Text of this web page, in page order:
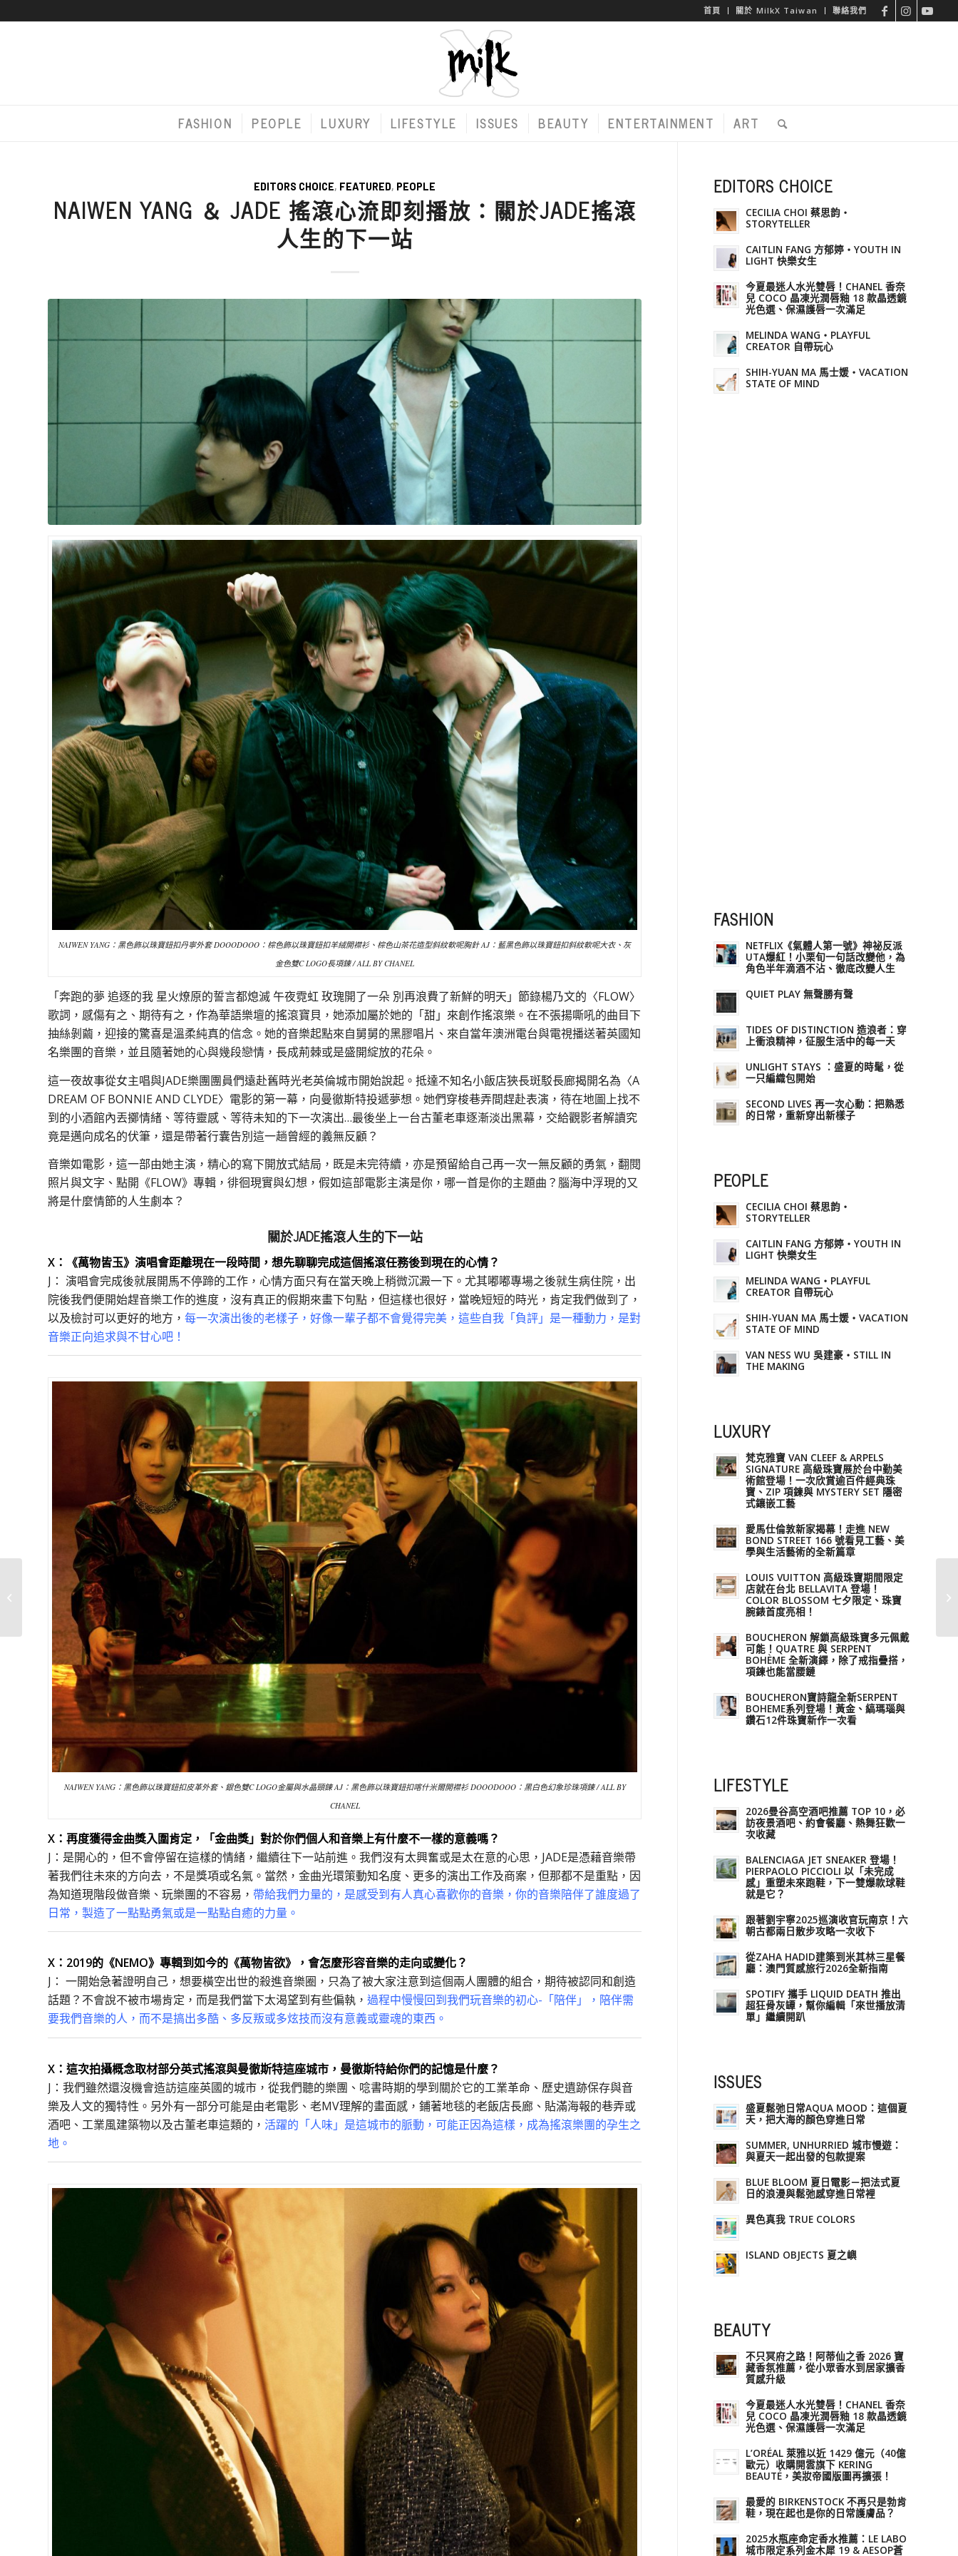
首頁 關於 MilkX Taiwan 聯絡我們
FASHION PEOPLE LUXURY LIFESTYLE ISSUES BEAUTY ENTERTAINMENT ART
EDITORS CHOICE, FEATURED, PEOPLE
NAIWEN YANG ＆ JADE 搖滾心流即刻播放：關於JADE搖滾
人生的下一站
NAIWEN YANG：黑色飾以珠寶鈕扣丹寧外套 DOOODOOO：棕色飾以珠寶鈕扣羊絨開襟衫、棕色山茶花造型斜紋軟呢胸針 AJ：藍黑色飾以珠寶鈕扣斜紋軟呢大衣、灰
金色雙C LOGO長項鍊 / ALL BY CHANEL
「奔跑的夢 追逐的我 星火燎原的誓言都熄滅 午夜霓虹 玫瑰開了一朵 別再浪費了新鮮的明天」節錄楊乃文的〈FLOW〉
歌詞，感傷有之、期待有之，作為華語樂壇的搖滾寶貝，她添加屬於她的「甜」來創作搖滾樂。在不張揚嘶吼的曲目下
抽絲剝繭，迎接的驚喜是溫柔純真的信念。她的音樂起點來自舅舅的黑膠唱片、來自當年澳洲電台與電視播送著英國知
名樂團的音樂，並且隨著她的心與幾段戀情，長成荊棘或是盛開綻放的花朵。
這一夜故事從女主唱與JADE樂團團員們遠赴舊時光老英倫城市開始說起。抵達不知名小飯店狹長斑駁長廊揭開名為〈A
DREAM OF BONNIE AND CLYDE〉電影的第一幕，向曼徹斯特投遞夢想。她們穿梭巷弄間趕赴表演，待在地圖上找不
到的小酒館內丟擲情緒、等待靈感、等待未知的下一次演出…最後坐上一台古董老車逐漸淡出黑幕，交給觀影者解讀究
竟是邁向成名的伏筆，還是帶著行囊告別這一趟曾經的義無反顧？
音樂如電影，這一部由她主演，精心的寫下開放式結局，既是未完待續，亦是預留給自己再一次一無反顧的勇氣，翻閱
照片與文字、點開《FLOW》專輯，徘徊現實與幻想，假如這部電影主演是你，哪一首是你的主題曲？腦海中浮現的又
將是什麼情節的人生劇本？
關於JADE搖滾人生的下一站
X：《萬物皆玉》演唱會距離現在一段時間，想先聊聊完成這個搖滾任務後到現在的心情？
J： 演唱會完成後就展開馬不停蹄的工作，心情方面只有在當天晚上稍微沉澱一下。尤其嘟嘟專場之後就生病住院，出
院後我們便開始趕音樂工作的進度，沒有真正的假期來畫下句點，但這樣也很好，當晚短短的時光，肯定我們做到了，
以及檢討可以更好的地方， 每一次演出後的老樣子，好像一輩子都不會覺得完美，這些自我「負評」是一種動力，是對
音樂正向追求與不甘心吧！
NAIWEN YANG：黑色飾以珠寶鈕扣皮革外套、銀色雙C LOGO金屬與水晶頸鍊 AJ：黑色飾以珠寶鈕扣喀什米爾開襟衫 DOOODOOO：黑白色幻象珍珠項鍊 / ALL BY
CHANEL
X：再度獲得金曲獎入圍肯定，「金曲獎」對於你們個人和音樂上有什麼不一樣的意義嗎？
J：是開心的，但不會停留在這樣的情緒，繼續往下一站前進。我們沒有太興奮或是太在意的心思，JADE是憑藉音樂帶
著我們往未來的方向去，不是獎項或名氣。當然，金曲光環策動知名度、更多的演出工作及商案，但那都不是重點，因
為知道現階段做音樂、玩樂團的不容易， 帶給我們力量的，是感受到有人真心喜歡你的音樂，你的音樂陪伴了誰度過了
日常，製造了一點點勇氣或是一點點自癒的力量。
X：2019的《NEMO》專輯到如今的《萬物皆欲》，會怎麼形容音樂的走向或變化？
J： 一開始急著證明自己，想要橫空出世的殺進音樂圈，只為了被大家注意到這個兩人團體的組合，期待被認同和創造
話題？不會說不被市場肯定，而是我們當下太渴望到有些偏執， 過程中慢慢回到我們玩音樂的初心-「陪伴」，陪伴需
要我們音樂的人，而不是搞出多酷、多反叛或多炫技而沒有意義或靈魂的東西。
X：這次拍攝概念取材部分英式搖滾與曼徹斯特這座城市，曼徹斯特給你們的記憶是什麼？
J：我們雖然還沒機會造訪這座英國的城市，從我們聽的樂團、唸書時期的學到關於它的工業革命、歷史遺跡保存與音
樂及人文的獨特性。另外有一部分可能是由老電影、老MV理解的畫面感，鋪著地毯的老飯店長廊、貼滿海報的巷弄或
酒吧、工業風建築物以及古董老車這類的， 活躍的「人味」是這城市的脈動，可能正因為這樣，成為搖滾樂團的孕生之
地。
EDITORS CHOICE
CECILIA CHOI 蔡思韵・
STORYTELLER
CAITLIN FANG 方郁婷・YOUTH IN
LIGHT 快樂女生
今夏最迷人水光雙唇！CHANEL 香奈
兒 COCO 晶凍光潤唇釉 18 款晶透鏡
光色選、保濕護唇一次滿足
MELINDA WANG・PLAYFUL
CREATOR 自帶玩心
SHIH-YUAN MA 馬士媛・VACATION
STATE OF MIND
FASHION
NETFLIX《氣體人第一號》神祕反派
UTA爆紅！小栗旬一句話改變他，為
角色半年滴酒不沾、徹底改變人生
QUIET PLAY 無聲勝有聲
TIDES OF DISTINCTION 造浪者：穿
上衝浪精神，征服生活中的每一天
UNLIGHT STAYS ：盛夏的時髦，從
一只編織包開始
SECOND LIVES 再一次心動：把熟悉
的日常，重新穿出新樣子
PEOPLE
CECILIA CHOI 蔡思韵・
STORYTELLER
CAITLIN FANG 方郁婷・YOUTH IN
LIGHT 快樂女生
MELINDA WANG・PLAYFUL
CREATOR 自帶玩心
SHIH-YUAN MA 馬士媛・VACATION
STATE OF MIND
VAN NESS WU 吳建豪・STILL IN
THE MAKING
LUXURY
梵克雅寶 VAN CLEEF & ARPELS
SIGNATURE 高級珠寶展於台中勤美
術館登場！一次欣賞逾百件經典珠
寶、ZIP 項鍊與 MYSTERY SET 隱密
式鑲嵌工藝
愛馬仕倫敦新家揭幕！走進 NEW
BOND STREET 166 號看見工藝、美
學與生活藝術的全新篇章
LOUIS VUITTON 高級珠寶期間限定
店就在台北 BELLAVITA 登場！
COLOR BLOSSOM 七夕限定、珠寶
腕錶首度亮相！
BOUCHERON 解鎖高級珠寶多元佩戴
可能！QUATRE 與 SERPENT
BOHÈME 全新演繹，除了戒指疊搭，
項鍊也能當腰鏈
BOUCHERON寶詩龍全新SERPENT
BOHEME系列登場！黃金、縞瑪瑙與
鑽石12件珠寶新作一次看
LIFESTYLE
2026曼谷高空酒吧推薦 TOP 10，必
訪夜景酒吧、約會餐廳、熱舞狂歡一
次收藏
BALENCIAGA JET SNEAKER 登場！
PIERPAOLO PICCIOLI 以「未完成
感」重塑未來跑鞋，下一雙爆款球鞋
就是它？
跟著劉宇寧2025巡演收官玩南京！六
朝古都兩日散步攻略一次收下
從ZAHA HADID建築到米其林三星餐
廳：澳門質感旅行2026全新指南
SPOTIFY 攜手 LIQUID DEATH 推出
超狂骨灰罈，幫你編輯「來世播放清
單」繼續開趴
ISSUES
盛夏鬆弛日常AQUA MOOD：這個夏
天，把大海的顏色穿進日常
SUMMER, UNHURRIED 城市慢遊：
與夏天一起出發的包款提案
BLUE BLOOM 夏日電影－把法式夏
日的浪漫與鬆弛感穿進日常裡
異色真我 TRUE COLORS
ISLAND OBJECTS 夏之嶼
BEAUTY
不只冥府之路！阿蒂仙之香 2026 寶
藏香氛推薦，從小眾香水到居家擴香
質感升級
今夏最迷人水光雙唇！CHANEL 香奈
兒 COCO 晶凍光潤唇釉 18 款晶透鏡
光色選、保濕護唇一次滿足
L’ORÉAL 萊雅以近 1429 億元（40億
歐元）收購開雲旗下 KERING
BEAUTÉ，美妝帝國版圖再擴張！
最愛的 BIRKENSTOCK 不再只是勃肯
鞋，現在起也是你的日常護膚品？
2025水瓶座命定香水推薦：LE LABO
城市限定系列金木犀 19 & AESOP蒼
TRIBUTE TO TIMELESS
COUTURE STARS：王渝
萱和鍾雪瑩的經典相遇